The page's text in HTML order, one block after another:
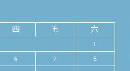
四 五
六
1
6 7
8